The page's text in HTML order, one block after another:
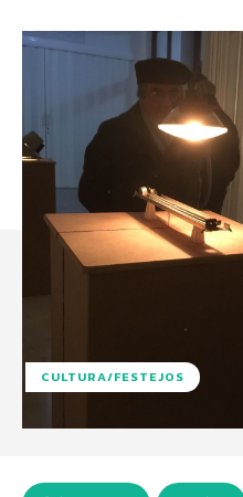
CULTURA/FESTEJOS